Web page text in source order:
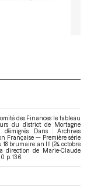
des Finances le tableau
du district de Mortagne
Dans : Archives
Française — Première série
18 brumaire an III (24 octobre
direction de Marie-Claude
p. 136.